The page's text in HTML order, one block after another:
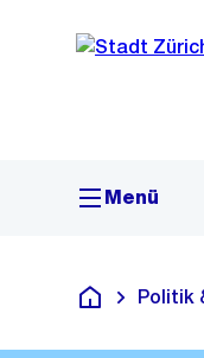
Navigation
Sprunglink
Menü
Deutsch
Politik